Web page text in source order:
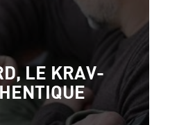
LE KRAV-